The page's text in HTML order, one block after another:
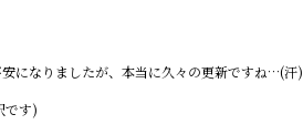
になりましたが、本当に久々の更新ですね…(汗)
です)